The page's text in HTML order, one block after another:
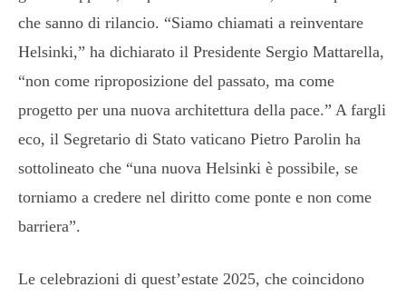
che sanno di rilancio. “Siamo chiamati a reinventare
Helsinki,” ha dichiarato il Presidente Sergio Mattarella,
“non come riproposizione del passato, ma come
progetto per una nuova architettura della pace.” A fargli
eco, il Segretario di Stato vaticano Pietro Parolin ha
sottolineato che “una nuova Helsinki è possibile, se
torniamo a credere nel diritto come ponte e non come
barriera”.
Le celebrazioni di quest’estate 2025, che coincidono